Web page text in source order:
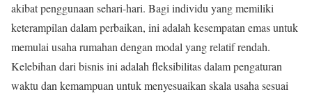
akibat penggunaan sehari-hari. Bagi individu yang memiliki
keterampilan dalam perbaikan, ini adalah kesempatan emas untuk
memulai usaha rumahan dengan modal yang relatif rendah.
Kelebihan dari bisnis ini adalah fleksibilitas dalam pengaturan
waktu dan kemampuan untuk menyesuaikan skala usaha sesuai